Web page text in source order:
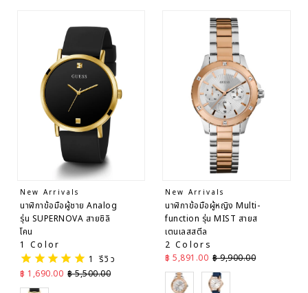
New Arrivals
นาฬิกาข้อมือผู้ชาย Analog
รุ่น SUPERNOVA สายซิลิ
โคน
1 Color
1 รีวิว
ราคาลด
฿ 1,690.00 ราคาปกติ
฿ 5,500.00
New Arrivals
นาฬิกาข้อมือผู้หญิง Multi-
function รุ่น MIST สายส
เตนเลสสตีล
2 Colors
ราคาลด
฿ 5,891.00 ราคาปกติ
฿ 9,900.00
Gold Rose Gold